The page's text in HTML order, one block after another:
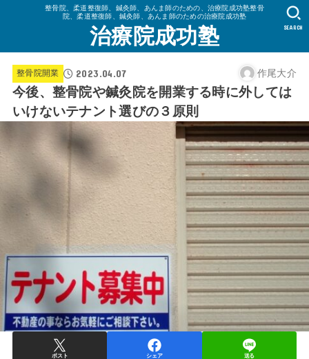
整骨院、柔道整復師、鍼灸師、あんま師のための、治療院成功塾整骨
院、柔道整復師、鍼灸師、あんま師のための治療院成功塾
治療院成功塾 SEARCH
整骨院開業 2023.04.07 作尾大介
今後、整骨院や鍼灸院を開業する時に外しては
いけないテナント選びの３原則
ポスト シェア 送る